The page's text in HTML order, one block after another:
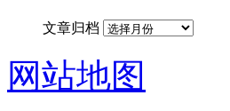
文章归档
网站地图